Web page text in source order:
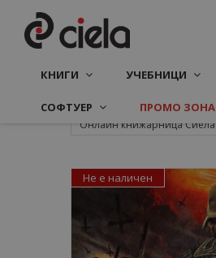
КНИГИ УЧЕБНИЦИ
СОФТУЕР ПРОМО ЗОНА
Онлайн книжарница Сиела
Не е наличен